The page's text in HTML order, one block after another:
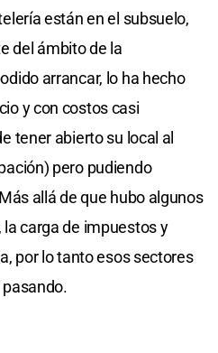
están en el subsuelo,
del ámbito de la
arrancar, lo ha hecho
y con costos casi
tener abierto su local al
pero pudiendo
allá de que hubo algunos
carga de impuestos y
por lo tanto esos sectores